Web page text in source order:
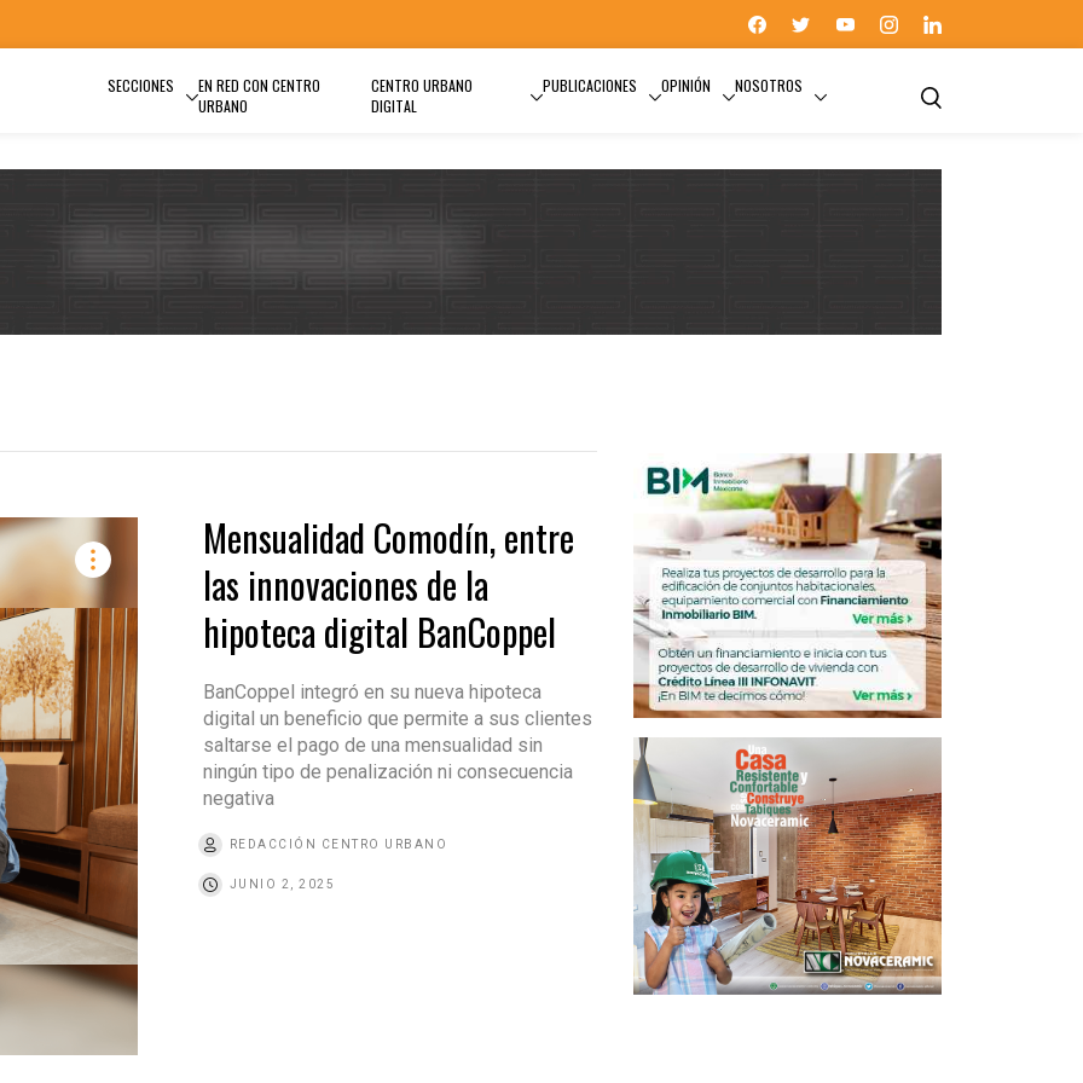
SECCIONES
EN RED CON CENTRO
URBANO
CENTRO URBANO
DIGITAL
PUBLICACIONES OPINIÓN NOSOTROS
Mensualidad Comodín, entre
las innovaciones de la
hipoteca digital BanCoppel
BanCoppel integró en su nueva hipoteca
digital un beneficio que permite a sus clientes
saltarse el pago de una mensualidad sin
ningún tipo de penalización ni consecuencia
negativa
REDACCIÓN CENTRO URBANO
JUNIO 2, 2025
RICARDO GARCÍA CONDE